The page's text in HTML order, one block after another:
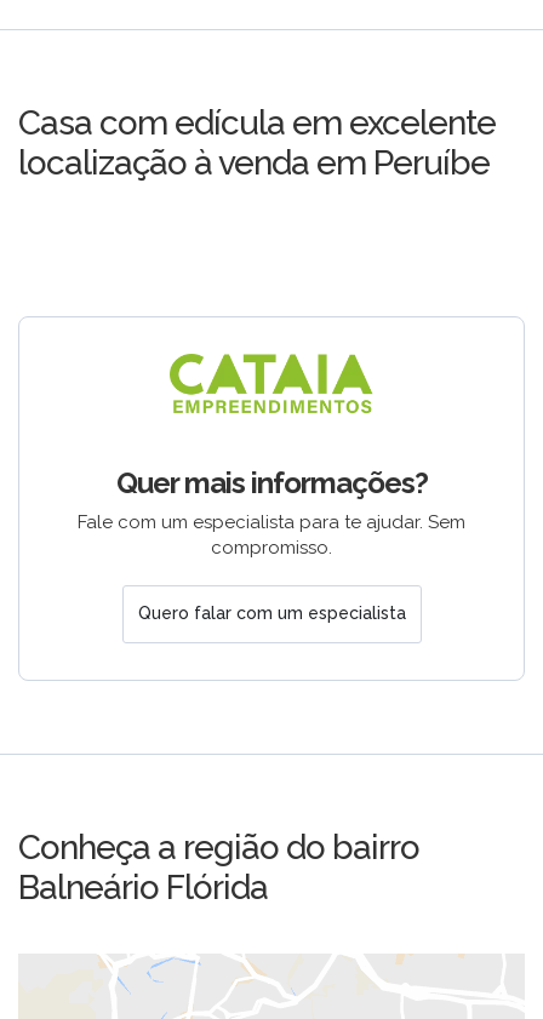
Casa com edícula em excelente
localização à venda em Peruíbe
Quer mais informações?
Fale com um especialista para te ajudar. Sem
compromisso.
Quero falar com um especialista
Conheça a região do bairro
Balneário Flórida